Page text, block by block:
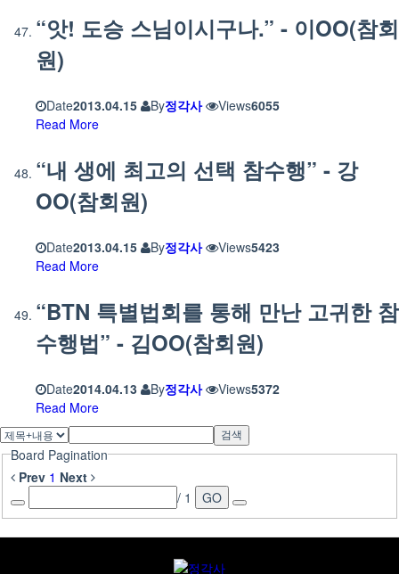
“앗! 도승 스님이시구나.” - 이OO(참회
원)
Date2013.04.15 By정각사 Views6055
Read More
“내 생에 최고의 선택 참수행” - 강
OO(참회원)
Date2013.04.15 By정각사 Views5423
Read More
“BTN 특별법회를 통해 만난 고귀한 참
수행법” - 김OO(참회원)
Date2014.04.13 By정각사 Views5372
Read More
검색
Board Pagination
Prev 1 Next
/ 1
GO